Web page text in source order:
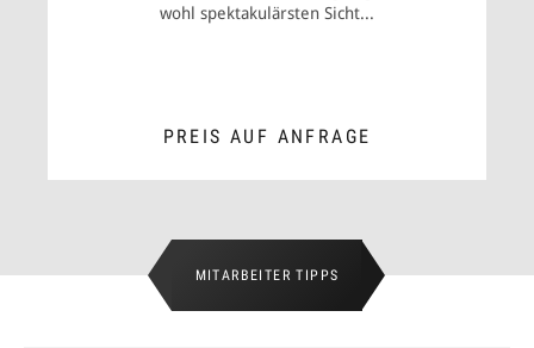
wohl spektakulärsten Sicht...
PREIS AUF ANFRAGE
MITARBEITER TIPPS